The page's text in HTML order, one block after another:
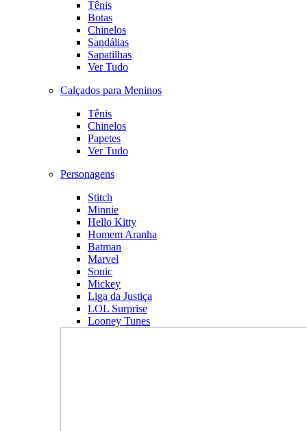
Tênis
Botas
Chinelos
Sandálias
Sapatilhas
Ver Tudo
Calçados para Meninos
Tênis
Chinelos
Papetes
Ver Tudo
Personagens
Stitch
Minnie
Hello Kitty
Homem Aranha
Batman
Marvel
Sonic
Mickey
Liga da Justiça
LOL Surprise
Looney Tunes